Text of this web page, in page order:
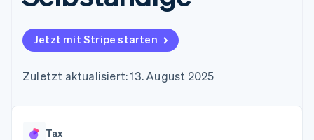
125
Terminal
Zahlungen vor Ort
Boost
Autorisierungsraten
Beschleunigter
Data Pipeline
Datensynchronisierung
Geldmanagement
SaaS
Marktplatz auf
Abonnementverwaltung
nutzungsbasierte
Abrechnung um
Karten ausgeben: So
Stripe Sessions
Karriere
Stripe Press
Jetzt mit Stripe starten
Zuletzt aktualisiert: 13. August 2025
Tax